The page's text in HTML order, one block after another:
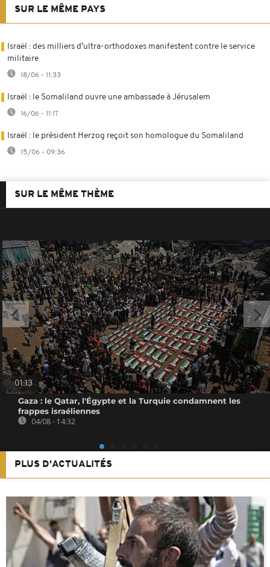
SUR LE MÊME PAYS
Israël : des milliers d’ultra-orthodoxes manifestent contre le service
militaire
18/06 - 11:33
Israël : le Somaliland ouvre une ambassade à Jérusalem
16/06 - 11:17
Israël : le président Herzog reçoit son homologue du Somaliland
15/06 - 09:36
SUR LE MÊME THÈME
01:13
Gaza : le Qatar, l'Égypte et la Turquie condamnent les
frappes israéliennes
04/08 - 14:32
PLUS D'ACTUALITÉS